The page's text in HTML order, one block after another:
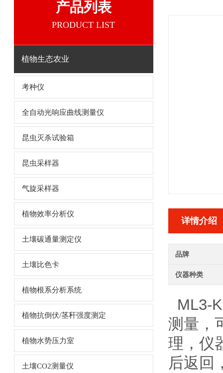
产品列表
PRODUCT LIST
植物生态农业
考种仪
全自动光响应曲线测量仪
昆虫灭杀试验箱
昆虫采样器
气旋采样器
植物效率分析仪
土壤碳通量测定仪
土壤比色卡
植物根系分析系统
植物抗倒伏/茎秆强度测定
植物水势压力室
土壤CO2测量仪
详情介绍
品牌
仪器种类
ML3-
测量，
理，仪
后返回